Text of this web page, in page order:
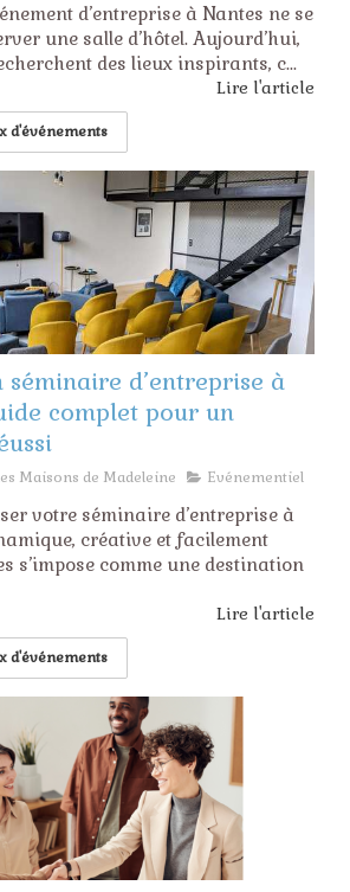
d’entreprise à Nantes ne se
une salle d’hôtel. Aujourd’hui,
des lieux inspirants, c...
Lire l'article
d'événements
séminaire d’entreprise à
complet pour un
Maisons de Madeleine Evénementiel
votre séminaire d’entreprise à
créative et facilement
s’impose comme une destination
Lire l'article
d'événements